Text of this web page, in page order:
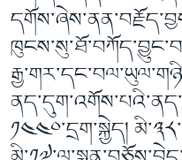
༡༤༤༠་དྲག་སྐྱེད།